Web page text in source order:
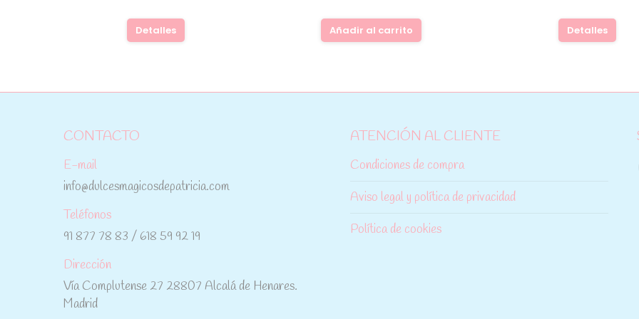
Detalles Añadir al carrito Detalles
CONTACTO
E-mail
info@dulcesmagicosdepatricia.com
Teléfonos
91 877 78 83 / 618 59 92 19
Dirección
Vía Complutense 27 28807 Alcalá de Henares.
Madrid
ATENCIÓN AL CLIENTE
Condiciones de compra
Aviso legal y política de privacidad
Política de cookies